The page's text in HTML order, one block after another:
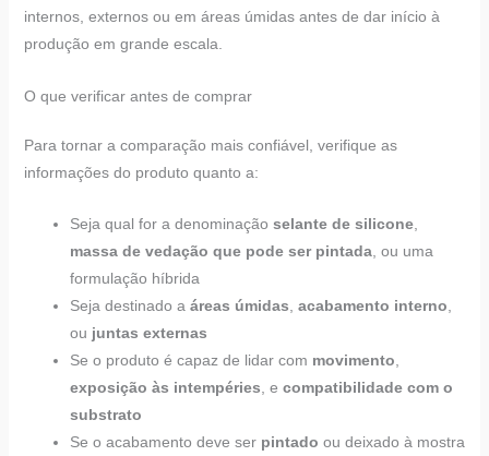
internos, externos ou em áreas úmidas antes de dar início à
produção em grande escala.
O que verificar antes de comprar
Para tornar a comparação mais confiável, verifique as
informações do produto quanto a:
Seja qual for a denominação selante de silicone,
massa de vedação que pode ser pintada, ou uma
formulação híbrida
Seja destinado a áreas úmidas acabamento interno
ou juntas externas
Se o produto é capaz de lidar com movimento
exposição às intempéries , e compatibilidade com o
substrato
Se o acabamento deve ser pintado ou deixado à mostra